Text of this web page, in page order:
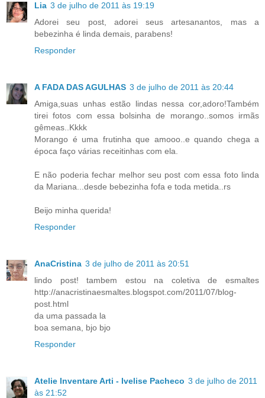
Lia 3 de julho de 2011 às 19:19
Adorei seu post, adorei seus artesanantos, mas a
bebezinha é linda demais, parabens!
Responder
A FADA DAS AGULHAS 3 de julho de 2011 às 20:44
Amiga,suas unhas estão lindas nessa cor,adoro!Também
tirei fotos com essa bolsinha de morango..somos irmãs
gêmeas..Kkkk
Morango é uma frutinha que amooo..e quando chega a
época faço várias receitinhas com ela.
E não poderia fechar melhor seu post com essa foto linda
da Mariana...desde bebezinha fofa e toda metida..rs
Beijo minha querida!
Responder
AnaCristina 3 de julho de 2011 às 20:51
lindo post! tambem estou na coletiva de esmaltes
http://anacristinaesmaltes.blogspot.com/2011/07/blog-
post.html
da uma passada la
boa semana, bjo bjo
Responder
Atelie Inventare Arti - Ivelise Pacheco 3 de julho de 2011
às 21:52